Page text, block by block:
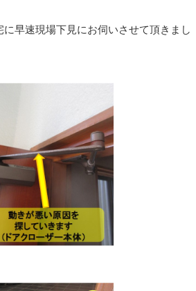
早速現場下見にお伺いさせて頂きまし